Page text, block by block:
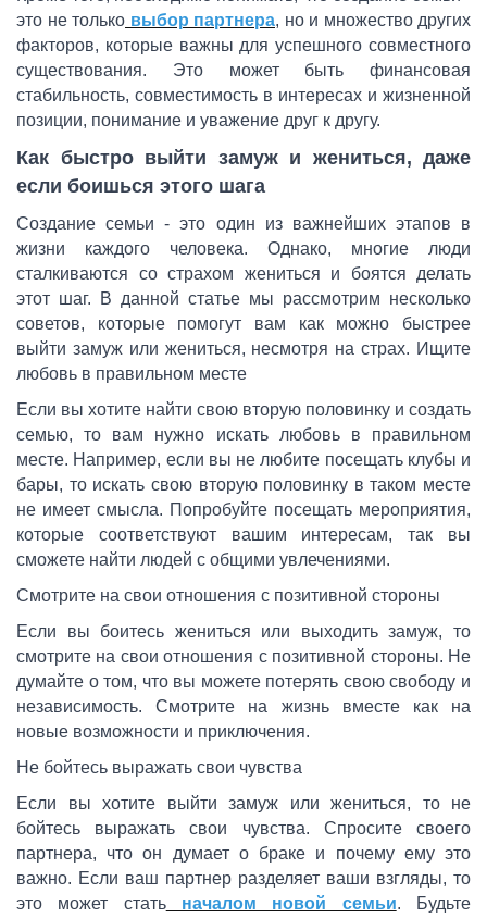
это не только выбор партнера, но и множество других
факторов, которые важны для успешного совместного
существования. Это может быть финансовая
стабильность, совместимость в интересах и жизненной
позиции, понимание и уважение друг к другу.
Как быстро выйти замуж и жениться, даже
если боишься этого шага
Создание семьи - это один из важнейших этапов в
жизни каждого человека. Однако, многие люди
сталкиваются со страхом жениться и боятся делать
этот шаг. В данной статье мы рассмотрим несколько
советов, которые помогут вам как можно быстрее
выйти замуж или жениться, несмотря на страх. Ищите
любовь в правильном месте
Если вы хотите найти свою вторую половинку и создать
семью, то вам нужно искать любовь в правильном
месте. Например, если вы не любите посещать клубы и
бары, то искать свою вторую половинку в таком месте
не имеет смысла. Попробуйте посещать мероприятия,
которые соответствуют вашим интересам, так вы
сможете найти людей с общими увлечениями.
Смотрите на свои отношения с позитивной стороны
Если вы боитесь жениться или выходить замуж, то
смотрите на свои отношения с позитивной стороны. Не
думайте о том, что вы можете потерять свою свободу и
независимость. Смотрите на жизнь вместе как на
новые возможности и приключения.
Не бойтесь выражать свои чувства
Если вы хотите выйти замуж или жениться, то не
бойтесь выражать свои чувства. Спросите своего
партнера, что он думает о браке и почему ему это
важно. Если ваш партнер разделяет ваши взгляды, то
это может статьначалом новой семьи. Будьте